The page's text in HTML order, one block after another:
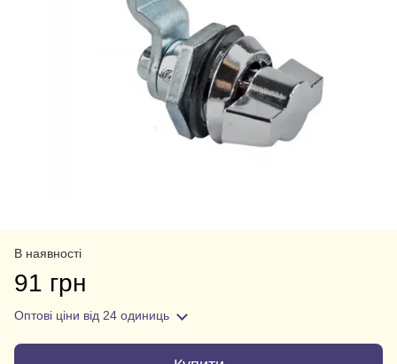
В наявності
91 грн
Оптові ціни від 24 одиниць